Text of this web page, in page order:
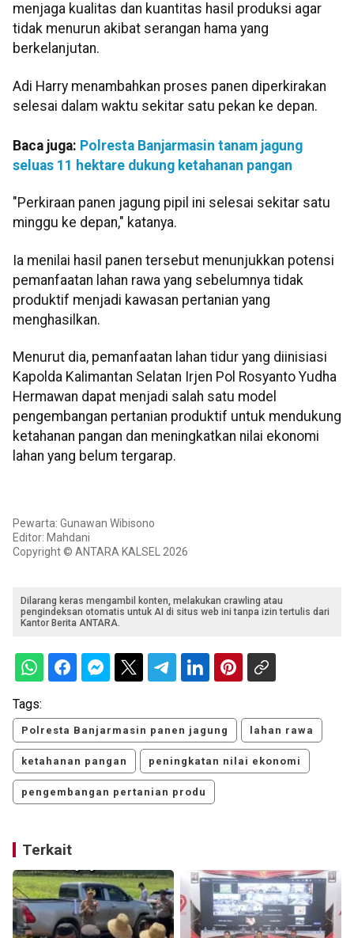
menjaga kualitas dan kuantitas hasil produksi agar
tidak menurun akibat serangan hama yang
berkelanjutan.
Adi Harry menambahkan proses panen diperkirakan
selesai dalam waktu sekitar satu pekan ke depan.
Baca juga: Polresta Banjarmasin tanam jagung
seluas 11 hektare dukung ketahanan pangan
"Perkiraan panen jagung pipil ini selesai sekitar satu
minggu ke depan," katanya.
Ia menilai hasil panen tersebut menunjukkan potensi
pemanfaatan lahan rawa yang sebelumnya tidak
produktif menjadi kawasan pertanian yang
menghasilkan.
Menurut dia, pemanfaatan lahan tidur yang diinisiasi
Kapolda Kalimantan Selatan Irjen Pol Rosyanto Yudha
Hermawan dapat menjadi salah satu model
pengembangan pertanian produktif untuk mendukung
ketahanan pangan dan meningkatkan nilai ekonomi
lahan yang belum tergarap.
Pewarta: Gunawan Wibisono
Editor: Mahdani
Copyright © ANTARA KALSEL 2026
Dilarang keras mengambil konten, melakukan crawling atau
pengindeksan otomatis untuk AI di situs web ini tanpa izin tertulis dari
Kantor Berita ANTARA.
Tags:
Polresta Banjarmasin panen jagung lahan rawa
ketahanan pangan peningkatan nilai ekonomi
pengembangan pertanian produ
Terkait